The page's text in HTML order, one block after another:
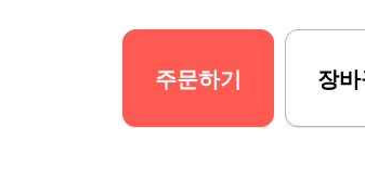
주문하기 장바